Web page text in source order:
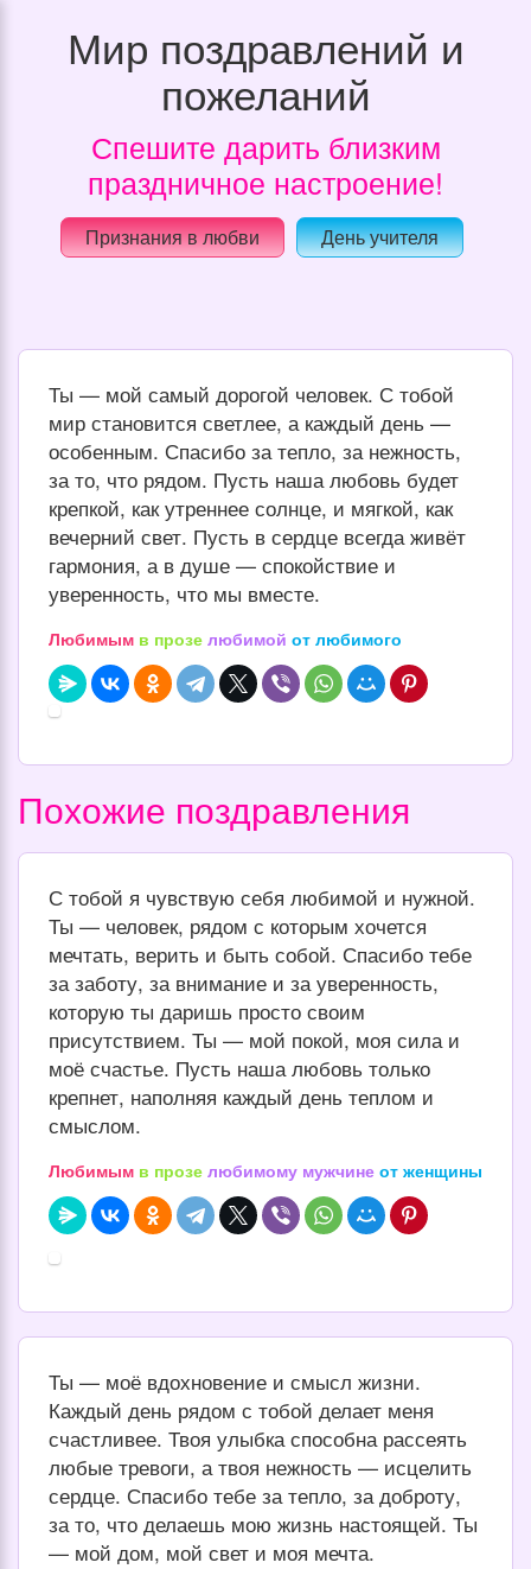
Мир поздравлений и
пожеланий
Спешите дарить близким
праздничное настроение!
Признания в любви День учителя
Ты — мой самый дорогой человек. С тобой
мир становится светлее, а каждый день —
особенным. Спасибо за тепло, за нежность,
за то, что рядом. Пусть наша любовь будет
крепкой, как утреннее солнце, и мягкой, как
вечерний свет. Пусть в сердце всегда живёт
гармония, а в душе — спокойствие и
уверенность, что мы вместе.
Любимым в прозе любимой от любимого
Похожие поздравления
С тобой я чувствую себя любимой и нужной.
Ты — человек, рядом с которым хочется
мечтать, верить и быть собой. Спасибо тебе
за заботу, за внимание и за уверенность,
которую ты даришь просто своим
присутствием. Ты — мой покой, моя сила и
моё счастье. Пусть наша любовь только
крепнет, наполняя каждый день теплом и
смыслом.
Любимым в прозе любимому мужчине от женщины
Ты — моё вдохновение и смысл жизни.
Каждый день рядом с тобой делает меня
счастливее. Твоя улыбка способна рассеять
любые тревоги, а твоя нежность — исцелить
сердце. Спасибо тебе за тепло, за доброту,
за то, что делаешь мою жизнь настоящей. Ты
— мой дом, мой свет и моя мечта.